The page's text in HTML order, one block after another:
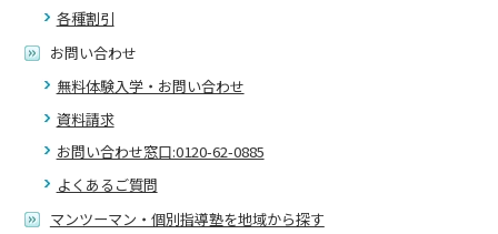
各種割引
お問い合わせ
無料体験入学・お問い合わせ
資料請求
お問い合わせ窓口:0120-62-0885
よくあるご質問
マンツーマン・個別指導塾を地域から探す